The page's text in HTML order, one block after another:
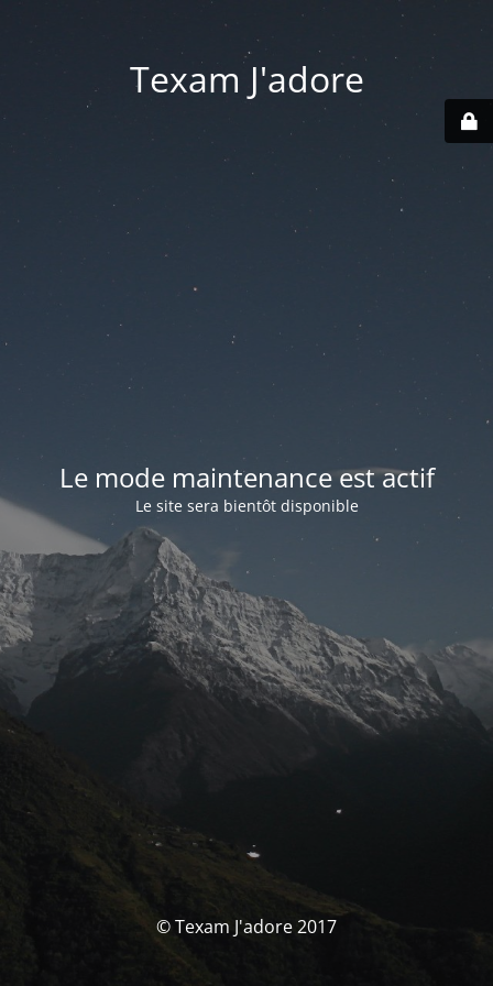
Texam J'adore
Le mode maintenance est actif
Le site sera bientôt disponible
© Texam J'adore 2017